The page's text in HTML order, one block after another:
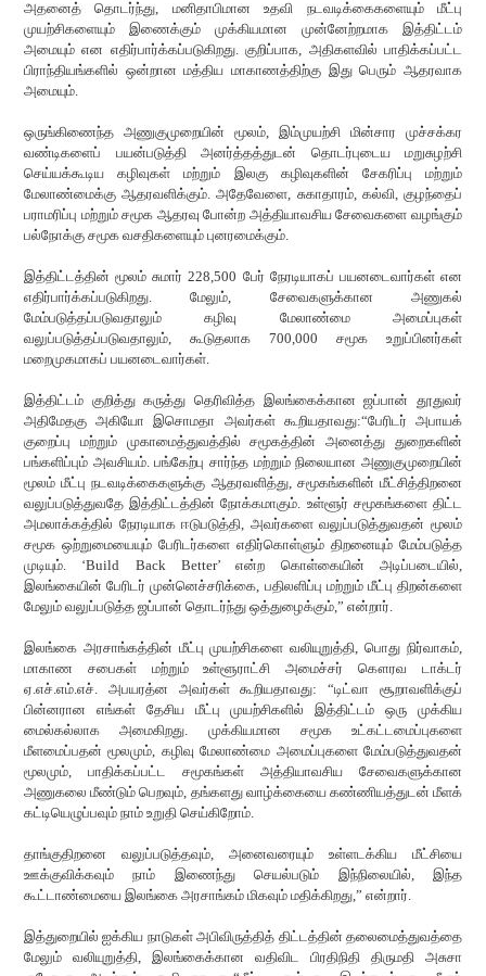
அதனைத் தொடர்ந்து, மனிதாபிமான உதவி நடவடிக்கைகளையும் மீட்பு
முயற்சிகளையும் இணைக்கும் முக்கியமான முன்னேற்றமாக இத்திட்டம்
அமையும் என எதிர்பார்க்கப்படுகிறது. குறிப்பாக, அதிகளவில் பாதிக்கப்பட்ட
பிராந்தியங்களில் ஒன்றான மத்திய மாகாணத்திற்கு இது பெரும் ஆதரவாக
அமையும்.
ஒருங்கிணைந்த அணுகுமுறையின் மூலம், இம்முயற்சி மின்சார முச்சக்கர
வண்டிகளைப் பயன்படுத்தி அனர்த்தத்துடன் தொடர்புடைய மறுசுழற்சி
செய்யக்கூடிய கழிவுகள் மற்றும் இலகு கழிவுகளின் சேகரிப்பு மற்றும்
மேலாண்மைக்கு ஆதரவளிக்கும். அதேவேளை, சுகாதாரம், கல்வி, குழந்தைப்
பராமரிப்பு மற்றும் சமூக ஆதரவு போன்ற அத்தியாவசிய சேவைகளை வழங்கும்
பல்நோக்கு சமூக வசதிகளையும் புனரமைக்கும்.
இத்திட்டத்தின் மூலம் சுமார் 228,500 பேர் நேரடியாகப் பயனடைவார்கள் என
எதிர்பார்க்கப்படுகிறது. மேலும், சேவைகளுக்கான அணுகல்
மேம்படுத்தப்படுவதாலும் கழிவு மேலாண்மை அமைப்புகள்
வலுப்படுத்தப்படுவதாலும், கூடுதலாக 700,000 சமூக உறுப்பினர்கள்
மறைமுகமாகப் பயனடைவார்கள்.
இத்திட்டம் குறித்து கருத்து தெரிவித்த இலங்கைக்கான ஜப்பான் தூதுவர்
அதிமேதகு அகியோ இசொமதா அவர்கள் கூறியதாவது:“பேரிடர் அபாயக்
குறைப்பு மற்றும் முகாமைத்துவத்தில் சமூகத்தின் அனைத்து துறைகளின்
பங்களிப்பும் அவசியம். பங்கேற்பு சார்ந்த மற்றும் நிலையான அணுகுமுறையின்
மூலம் மீட்பு நடவடிக்கைகளுக்கு ஆதரவளித்து, சமூகங்களின் மீட்சித்திறனை
வலுப்படுத்துவதே இத்திட்டத்தின் நோக்கமாகும். உள்ளூர் சமூகங்களை திட்ட
அமலாக்கத்தில் நேரடியாக ஈடுபடுத்தி, அவர்களை வலுப்படுத்துவதன் மூலம்
சமூக ஒற்றுமையையும் பேரிடர்களை எதிர்கொள்ளும் திறனையும் மேம்படுத்த
முடியும். ‘Build Back Better’ என்ற கொள்கையின் அடிப்படையில்,
இலங்கையின் பேரிடர் முன்னெச்சரிக்கை, பதிலளிப்பு மற்றும் மீட்பு திறன்களை
மேலும் வலுப்படுத்த ஜப்பான் தொடர்ந்து ஒத்துழைக்கும்,” என்றார்.
இலங்கை அரசாங்கத்தின் மீட்பு முயற்சிகளை வலியுறுத்தி, பொது நிர்வாகம்,
மாகாண சபைகள் மற்றும் உள்ளூராட்சி அமைச்சர் கௌரவ டாக்டர்
ஏ.எச்.எம்.எச். அபயரத்ன அவர்கள் கூறியதாவது: “டிட்வா சூறாவளிக்குப்
பின்னரான எங்கள் தேசிய மீட்பு முயற்சிகளில் இத்திட்டம் ஒரு முக்கிய
மைல்கல்லாக அமைகிறது. முக்கியமான சமூக உட்கட்டமைப்புகளை
மீளமைப்பதன் மூலமும், கழிவு மேலாண்மை அமைப்புகளை மேம்படுத்துவதன்
மூலமும், பாதிக்கப்பட்ட சமூகங்கள் அத்தியாவசிய சேவைகளுக்கான
அணுகலை மீண்டும் பெறவும், தங்களது வாழ்க்கையை கண்ணியத்துடன் மீளக்
கட்டியெழுப்பவும் நாம் உறுதி செய்கிறோம்.
தாங்குதிறனை வலுப்படுத்தவும், அனைவரையும் உள்ளடக்கிய மீட்சியை
ஊக்குவிக்கவும் நாம் இணைந்து செயல்படும் இந்நிலையில், இந்த
கூட்டாண்மையை இலங்கை அரசாங்கம் மிகவும் மதிக்கிறது,” என்றார்.
இத்துறையில் ஐக்கிய நாடுகள் அபிவிருத்தித் திட்டத்தின் தலைமைத்துவத்தை
மேலும் வலியுறுத்தி, இலங்கைக்கான வதிவிட பிரதிநிதி திருமதி அசுசா